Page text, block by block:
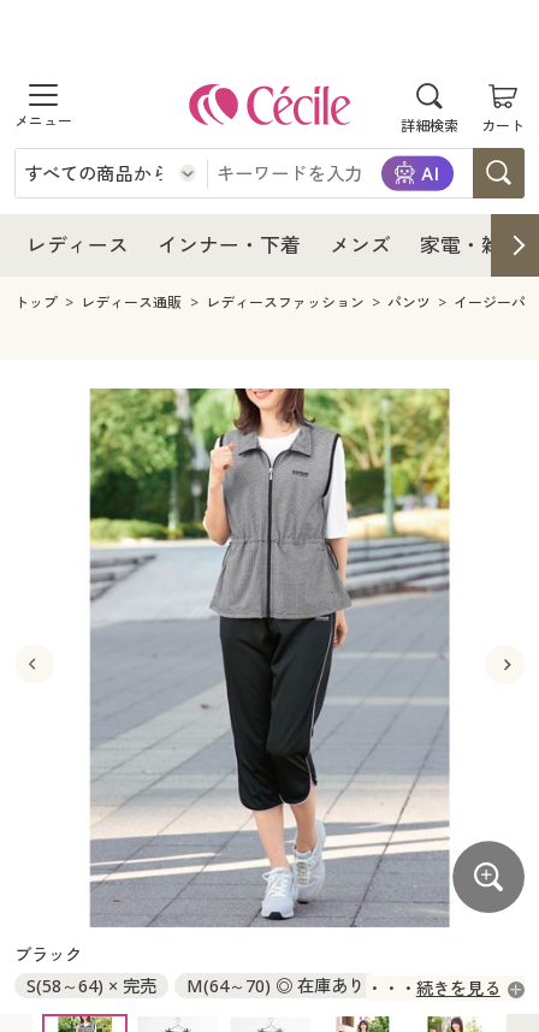
詳細検索 カート
商品を探す
レディース
レディースファッション
インナー・下着
インナー・下着通販すべて
メンズ下着
ジュニア・ティーンズ下着
メンズ
メンズファッション
メンズ下着
家電・雑貨すべて
キッチン・雑貨・日用品
寝具・インテリア・家具
寝具・インテリア・家具通販すべて
家具・収納
寝具・ベッド
カーテン・ラグ・ファブリック
美容・健康
美容・健康通販すべて
美容・健康・サプリメント
制服・スクール
制服・スクールすべて
ジュニア・ティーンズ下着
大きいサイズ
大きいサイズ通販すべて
大きいサイズ レディース服
大きいサイズ レディース下着
大きいサイズ メンズ
大きいサイズ 事務・制服
バーゲンセール
シークレットセール
商品カテゴリ一覧
カタログ
カタログ・チラシからのご注文
デジタルカタログ
レディース インナー・下着 メンズ 家電・雑貨
レディース
レディース通販すべて
レディースファッション
インナー・下着
インナー・下着通販すべて
ジュニア・ティーンズ下着
メンズ
メンズ下着
キッチン・雑貨・日用品
寝具・インテリア・家具通販すべて
家具・収納
寝具・ベッド
カーテン・ラグ・ファブリック
美容・健康
美容・健康通販すべて
美容・健康・サプリメント
制服・スクール
制服・スクールすべて
制服・学生服
ジュニア・ティーンズ下着
大きいサイズ
大きいサイズ通販すべて
大きいサイズ レディース服
大きいサイズ レディース下着
大きいサイズ メンズ
大きいサイズ 事務・制服
シークレットセール
商品カテゴリ一覧
カタログ
カタログ・チラシからのご注文
デジタルカタログ
カタログ無料プレゼント
トップ レディース通販 レディースファッション パンツ イージーパ
ブラック
S(58～64) × 完売
M(64～70) ◎ 在庫あり
L(69～77) × 完売
LL(77～85) × 完売 3L(85～93) × 完売
続きを見る